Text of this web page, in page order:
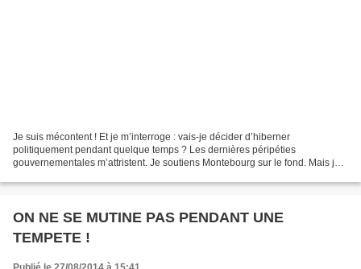
Je suis mécontent ! Et je m’interroge : vais-je décider d’hiberner
politiquement pendant quelque temps ? Les dernières péripéties
gouvernementales m’attristent. Je soutiens Montebourg sur le fond. Mais je
ON NE SE MUTINE PAS PENDANT UNE
TEMPETE !